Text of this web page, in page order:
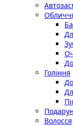
Гоління
Волосся